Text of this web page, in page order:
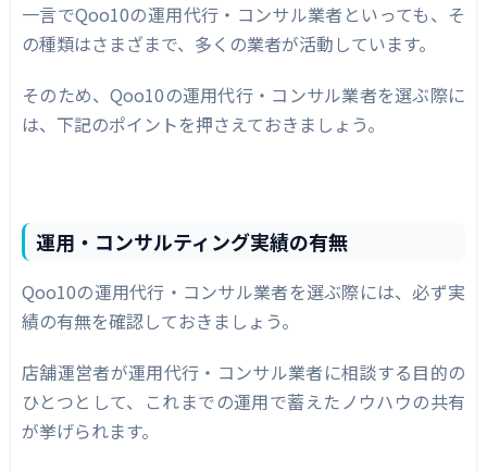
一言でQoo10の運用代行・コンサル業者といっても、そ
の種類はさまざまで、多くの業者が活動しています。
そのため、Qoo10の運用代行・コンサル業者を選ぶ際に
は、下記のポイントを押さえておきましょう。
運用・コンサルティング実績の有無
Qoo10の運用代行・コンサル業者を選ぶ際には、必ず実
績の有無を確認しておきましょう。
店舗運営者が運用代行・コンサル業者に相談する目的の
ひとつとして、これまでの運用で蓄えたノウハウの共有
が挙げられます。